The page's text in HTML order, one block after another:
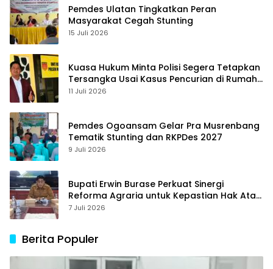
Pemdes Ulatan Tingkatkan Peran
Masyarakat Cegah Stunting
15 Juli 2026
Kuasa Hukum Minta Polisi Segera Tetapkan
Tersangka Usai Kasus Pencurian di Rumah
Anggota Dewan Bantul di Sigi Naik
11 Juli 2026
Pemdes Ogoansam Gelar Pra Musrenbang
Tematik Stunting dan RKPDes 2027
9 Juli 2026
Bupati Erwin Burase Perkuat Sinergi
Reforma Agraria untuk Kepastian Hak Atas
Tanah bagi Masyarakat
7 Juli 2026
Berita Populer